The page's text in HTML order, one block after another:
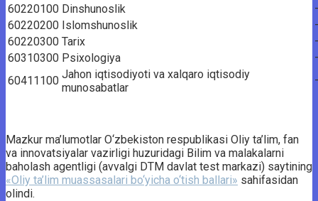
60220100 Dinshunoslik
60220200 Islomshunoslik
60220300 Tarix
60310300 Psixologiya
60411100 Jahon iqtisodiyoti va xalqaro iqtisodiy
munosabatlar
Mazkur ma’lumotlar O‘zbekiston respublikasi Oliy ta’lim, fan
va innovatsiyalar vazirligi huzuridagi Bilim va malakalarni
baholash agentligi (avvalgi DTM davlat test markazi) saytining
«Oliy ta’lim muassasalari bo‘yicha o‘tish ballari» sahifasidan
olindi.